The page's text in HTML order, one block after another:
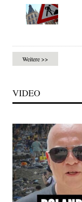
Weitere >>
VIDEO